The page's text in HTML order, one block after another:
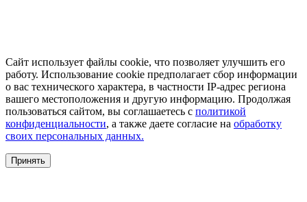
Сайт использует файлы cookie, что позволяет улучшить его
работу. Использование cookie предполагает сбор информации
о вас технического характера, в частности IP-адрес региона
вашего местоположения и другую информацию. Продолжая
пользоваться сайтом, вы соглашаетесь с политикой
конфиденциальности, а также даете согласие на обработку
своих персональных данных.
Принять